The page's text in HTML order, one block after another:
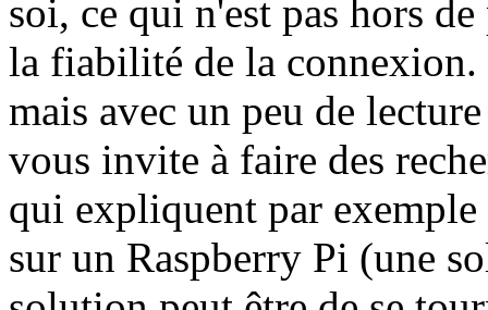
soi, ce qui n'est pas hors
la fiabilité de la connexion.
mais avec un peu de
vous invite à faire des
qui expliquent par
sur un Raspberry Pi (une